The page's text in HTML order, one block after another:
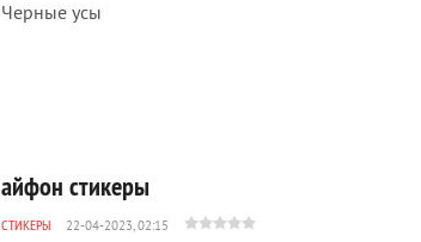
Черные усы
айфон стикеры
СТИКЕРЫ 22-04-2023, 02:15